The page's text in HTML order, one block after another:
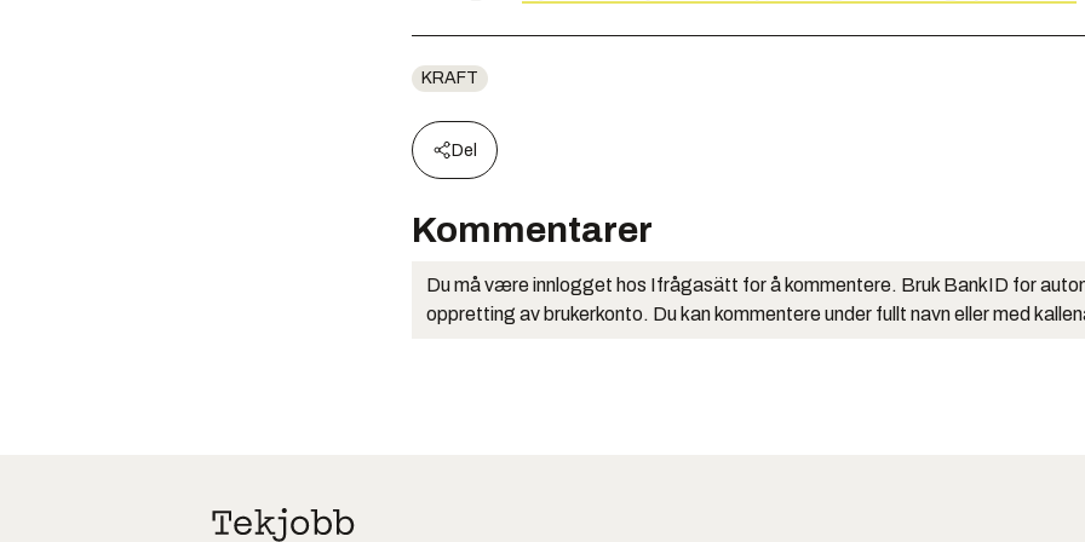
KRAFT
Del
Kommentarer
Du må være innlogget hos Ifrågasätt for å kommentere. Bruk BankID for
oppretting av brukerkonto. Du kan kommentere under fullt navn eller med